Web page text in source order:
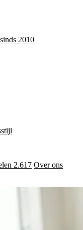
2010
2.617 Over ons